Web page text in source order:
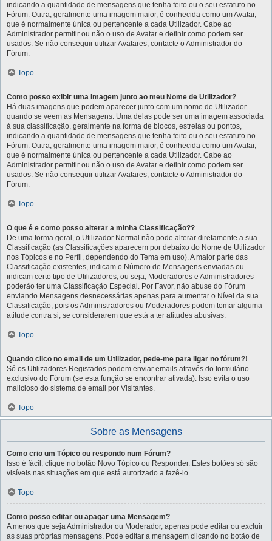
indicando a quantidade de mensagens que tenha feito ou o seu estatuto no
Fórum. Outra, geralmente uma imagem maior, é conhecida como um Avatar,
que é normalmente única ou pertencente a cada Utilizador. Cabe ao
Administrador permitir ou não o uso de Avatar e definir como podem ser
usados. Se não conseguir utilizar Avatares, contacte o Administrador do
Fórum.
Topo
Como posso exibir uma Imagem junto ao meu Nome de Utilizador?
Há duas imagens que podem aparecer junto com um nome de Utilizador
quando se veem as Mensagens. Uma delas pode ser uma imagem associada
à sua classificação, geralmente na forma de blocos, estrelas ou pontos,
indicando a quantidade de mensagens que tenha feito ou o seu estatuto no
Fórum. Outra, geralmente uma imagem maior, é conhecida como um Avatar,
que é normalmente única ou pertencente a cada Utilizador. Cabe ao
Administrador permitir ou não o uso de Avatar e definir como podem ser
usados. Se não conseguir utilizar Avatares, contacte o Administrador do
Fórum.
Topo
O que é e como posso alterar a minha Classificação??
De uma forma geral, o Utilizador Normal não pode alterar diretamente a sua
Classificação (as Classificações aparecem por debaixo do Nome de Utilizador
nos Tópicos e no Perfil, dependendo do Tema em uso). A maior parte das
Classificação existentes, indicam o Número de Mensagens enviadas ou
indicam certo tipo de Utilizadores, ou seja, Moderadores e Administradores
poderão ter uma Classificação Especial. Por Favor, não abuse do Fórum
enviando Mensagens desnecessárias apenas para aumentar o Nível da sua
Classificação, pois os Administradores ou Moderadores podem tomar alguma
atitude contra si, se considerarem que está a ter atitudes abusivas.
Topo
Quando clico no email de um Utilizador, pede-me para ligar no fórum?!
Só os Utilizadores Registados podem enviar emails através do formulário
exclusivo do Fórum (se esta função se encontrar ativada). Isso evita o uso
malicioso do sistema de email por Visitantes.
Topo
Sobre as Mensagens
Como crio um Tópico ou respondo num Fórum?
Isso é fácil, clique no botão Novo Tópico ou Responder. Estes botões só são
visíveis nas situações em que está autorizado a fazê-lo.
Topo
Como posso editar ou apagar uma Mensagem?
A menos que seja Administrador ou Moderador, apenas pode editar ou excluir
as suas próprias mensagens. Pode editar a mensagem clicando no botão de